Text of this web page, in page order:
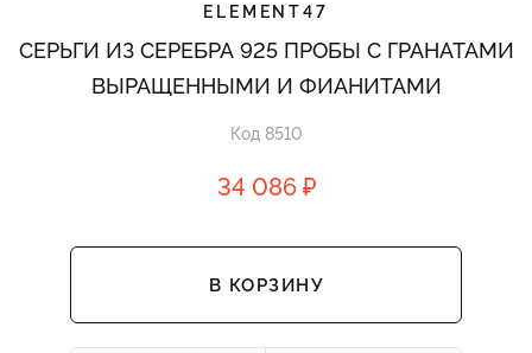
ELEMENT47
СЕРЬГИ ИЗ СЕРЕБРА 925 ПРОБЫ С ГРАНАТАМИ
ВЫРАЩЕННЫМИ И ФИАНИТАМИ
Код 8510
34 086 ₽
В КОРЗИНУ